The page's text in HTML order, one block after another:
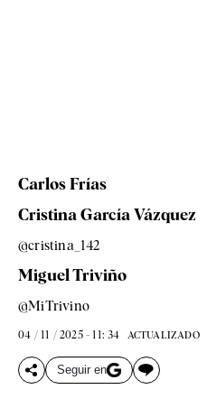
Carlos Frías
Cristina García Vázquez
@cristina_142
Miguel Triviño
@MiTrivino
04 / 11 / 2025 - 11: 34 ACTUALIZADO
Seguir en